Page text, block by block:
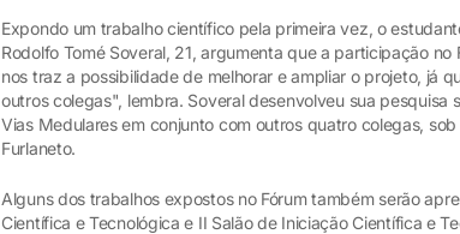
Expondo um trabalho científico pela primeira vez, o
Rodolfo Tomé Soveral, 21, argumenta que a participação
nos traz a possibilidade de melhorar e ampliar o projeto, já
outros colegas", lembra. Soveral desenvolveu sua pesquisa
Vias Medulares em conjunto com outros quatro colegas,
Furlaneto.
Alguns dos trabalhos expostos no Fórum também serão
Científica e Tecnológica e II Salão de Iniciação Científica e